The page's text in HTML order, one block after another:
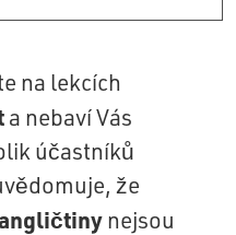
na lekcích
a nebaví Vás
účastníků
že
nejsou